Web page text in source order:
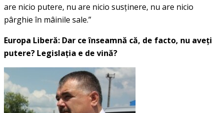
are nicio putere, nu are nicio susţinere, nu are nicio
pârghie în mâinile sale.”
Europa Liberă: Dar ce înseamnă că, de facto, nu aveţi
putere? Legislaţia e de vină?